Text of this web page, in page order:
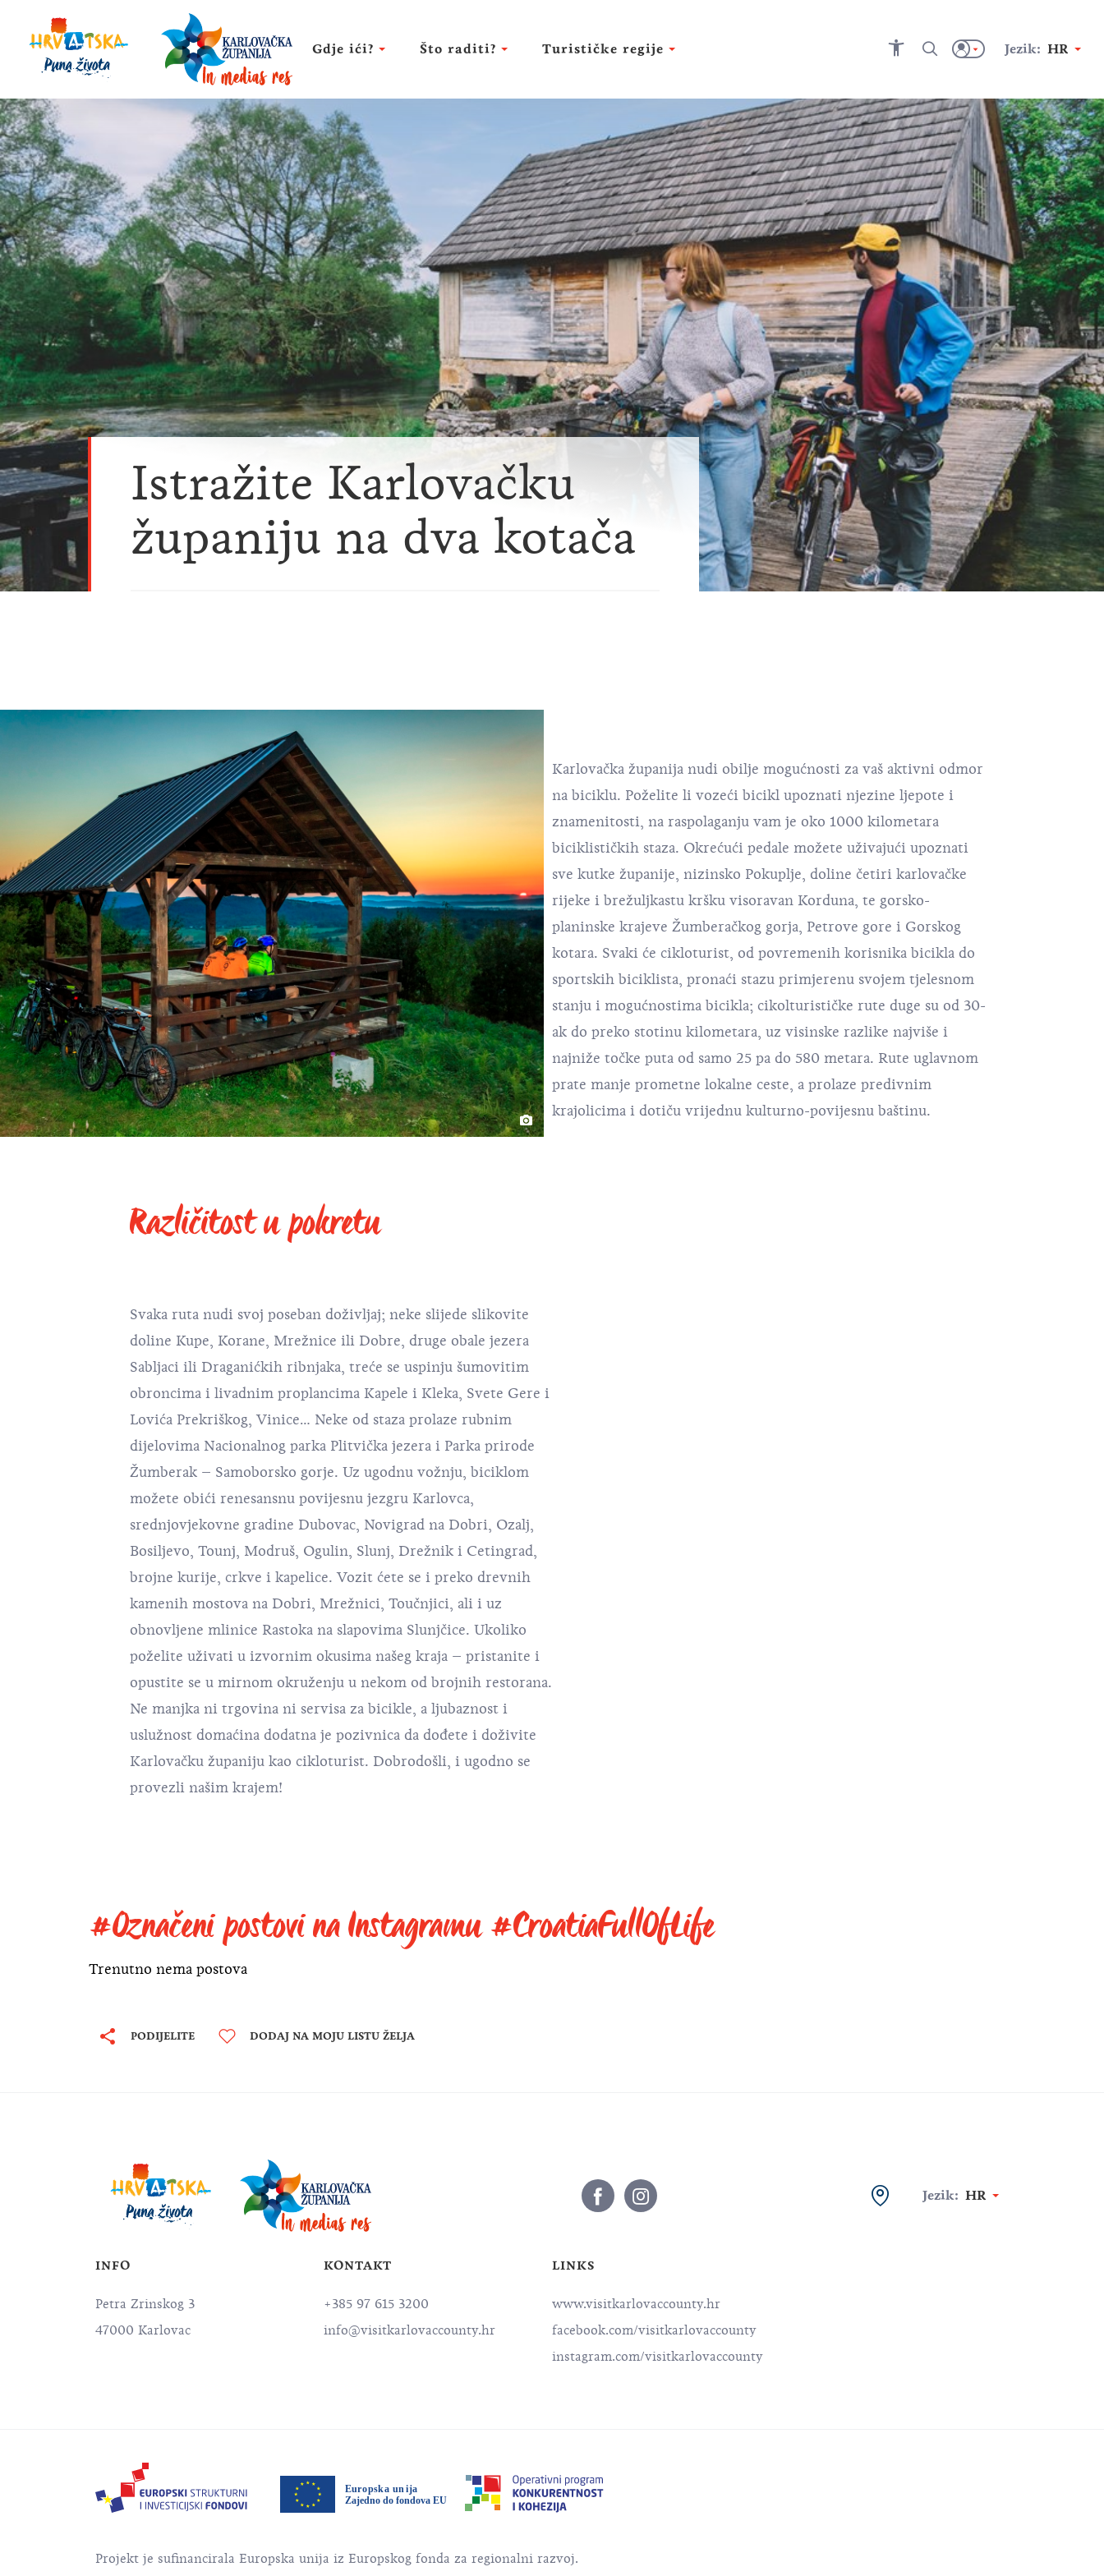
Gdje ići? Što raditi? Turističke regije Jezik: HR
Istražite Karlovačku
županiju na dva kotača
Karlovačka županija nudi obilje mogućnosti za vaš aktivni odmor
na biciklu. Poželite li vozeći bicikl upoznati njezine ljepote i
znamenitosti, na raspolaganju vam je oko 1000 kilometara
biciklističkih staza. Okrećući pedale možete uživajući upoznati
sve kutke županije, nizinsko Pokuplje, doline četiri karlovačke
rijeke i brežuljkastu kršku visoravan Korduna, te gorsko-
planinske krajeve Žumberačkog gorja, Petrove gore i Gorskog
kotara. Svaki će cikloturist, od povremenih korisnika bicikla do
sportskih biciklista, pronaći stazu primjerenu svojem tjelesnom
stanju i mogućnostima bicikla; cikolturističke rute duge su od 30-
ak do preko stotinu kilometara, uz visinske razlike najviše i
najniže točke puta od samo 25 pa do 580 metara. Rute uglavnom
prate manje prometne lokalne ceste, a prolaze predivnim
krajolicima i dotiču vrijednu kulturno-povijesnu baštinu.
Različitost u pokretu
Svaka ruta nudi svoj poseban doživljaj; neke slijede slikovite
doline Kupe, Korane, Mrežnice ili Dobre, druge obale jezera
Sabljaci ili Draganićkih ribnjaka, treće se uspinju šumovitim
obroncima i livadnim proplancima Kapele i Kleka, Svete Gere i
Lovića Prekriškog, Vinice… Neke od staza prolaze rubnim
dijelovima Nacionalnog parka Plitvička jezera i Parka prirode
Žumberak – Samoborsko gorje. Uz ugodnu vožnju, biciklom
možete obići renesansnu povijesnu jezgru Karlovca,
srednjovjekovne gradine Dubovac, Novigrad na Dobri, Ozalj,
Bosiljevo, Tounj, Modruš, Ogulin, Slunj, Drežnik i Cetingrad,
brojne kurije, crkve i kapelice. Vozit ćete se i preko drevnih
kamenih mostova na Dobri, Mrežnici, Toučnjici, ali i uz
obnovljene mlinice Rastoka na slapovima Slunjčice. Ukoliko
poželite uživati u izvornim okusima našeg kraja – pristanite i
opustite se u mirnom okruženju u nekom od brojnih restorana.
Ne manjka ni trgovina ni servisa za bicikle, a ljubaznost i
uslužnost domaćina dodatna je pozivnica da dođete i doživite
Karlovačku županiju kao cikloturist. Dobrodošli, i ugodno se
provezli našim krajem!
#Označeni postovi na Instagramu #CroatiaFullOfLife
Trenutno nema postova
PODIJELITE DODAJ NA MOJU LISTU ŽELJA
Jezik: HR
INFO
Petra Zrinskog 3
47000 Karlovac
KONTAKT
+385 97 615 3200
info@visitkarlovaccounty.hr
LINKS
www.visitkarlovaccounty.hr
facebook.com/visitkarlovaccounty
instagram.com/visitkarlovaccounty
Projekt je sufinancirala Europska unija iz Europskog fonda za regionalni razvoj.